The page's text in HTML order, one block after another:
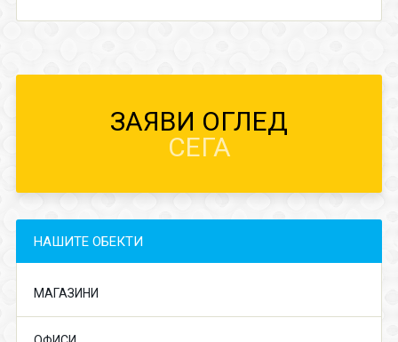
ЗАЯВИ ОГЛЕД
СЕГА
НАШИТЕ ОБЕКТИ
МАГАЗИНИ